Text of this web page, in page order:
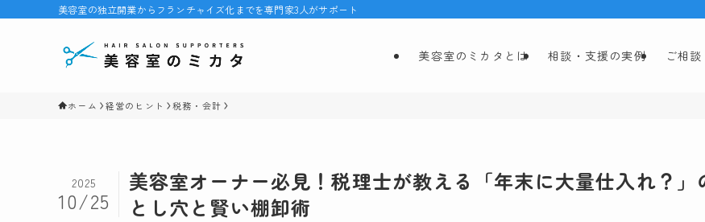
美容室の独立開業からフランチャイズ化までを専門家3人がサポート
美容室のミカタとは 相談・支援の実例 ご相
ホーム 経営のヒント 税務・会計
美容室オーナー必見！税理士が教える「年末に大量仕入れ？」
とし穴と賢い棚卸術
2025
10/25